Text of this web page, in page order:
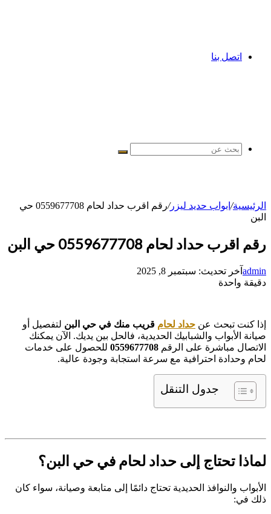
اتصل بنا
بحث
الرئيسية/ ابواب حديد ليزر/
رقم اقرب حداد لحام 0559677708 حي
البن
رقم اقرب حداد لحام 0559677708 حي البن
admin آخر تحديث: سبتمبر 8, 2025
دقيقة واحدة
إذا كنت تبحث عن حداد لحام قريب منك في حي البن لتفصيل أو
صيانة الأبواب والشبابيك الحديدية، فالحل بين يديك. الآن يمكنك
الاتصال مباشرة على الرقم 0559677708 للحصول على خدمات
لحام وحدادة احترافية مع سرعة استجابة وجودة عالية.
جدول التنقل
لماذا تحتاج إلى حداد لحام في حي البن؟
الأبواب والنوافذ الحديدية تحتاج دائمًا إلى متابعة وصيانة، سواء كان
ذلك في: